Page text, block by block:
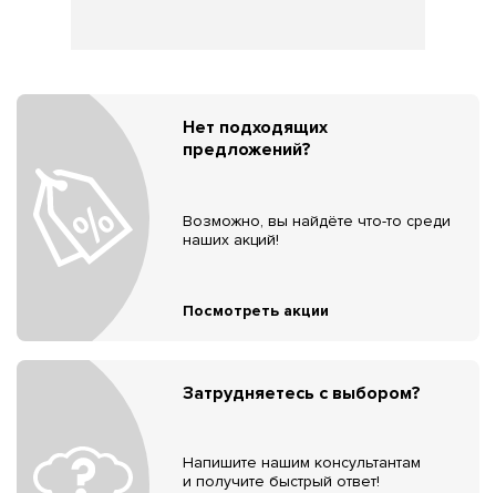
Нет подходящих
предложений?
Возможно, вы найдёте что-то среди
наших акций!
Посмотреть акции
Затрудняетесь с выбором?
Напишите нашим консультантам
и получите быстрый ответ!